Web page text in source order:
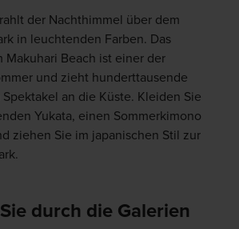
der Nachthimmel über dem
in leuchtenden Farben. Das
Makuhari Beach ist einer der
und zieht hunderttausende
an die Küste. Kleiden Sie
Yukata, einen Sommerkimono
ziehen Sie im japanischen Stil zur
durch die Galerien